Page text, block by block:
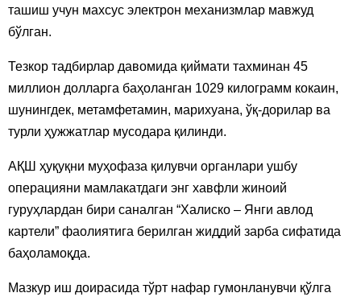
ташиш учун махсус электрон механизмлар мавжуд
бўлган.
Тезкор тадбирлар давомида қиймати тахминан 45
миллион долларга баҳоланган 1029 килограмм кокаин,
шунингдек, метамфетамин, марихуана, ўқ-дорилар ва
турли ҳужжатлар мусодара қилинди.
АҚШ ҳуқуқни муҳофаза қилувчи органлари ушбу
операцияни мамлакатдаги энг хавфли жиноий
гуруҳлардан бири саналган “Халиско – Янги авлод
картели” фаолиятига берилган жиддий зарба сифатида
баҳоламоқда.
Мазкур иш доирасида тўрт нафар гумонланувчи қўлга